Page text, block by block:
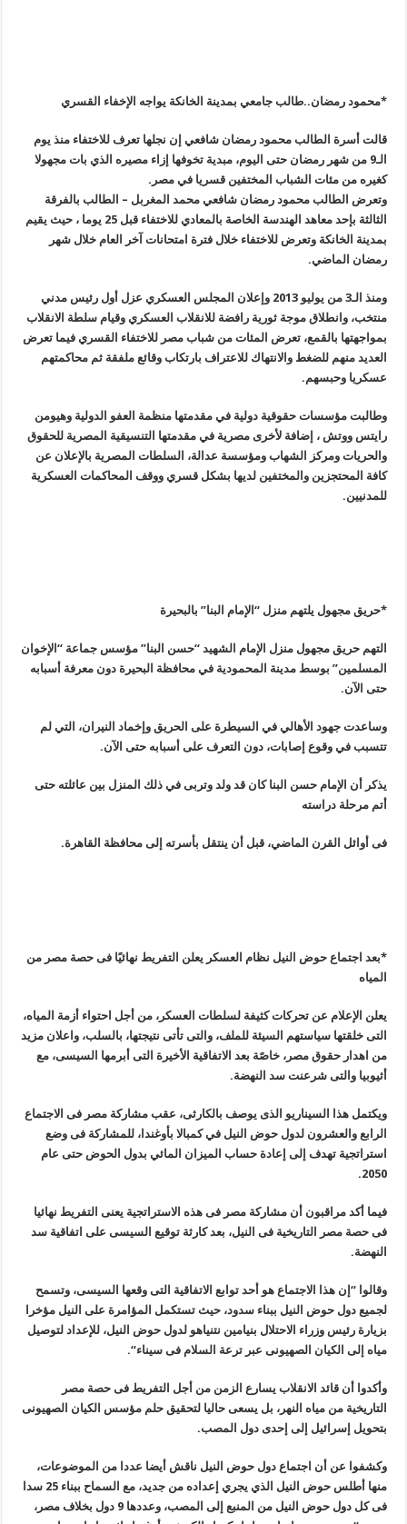
*محمود رمضان..طالب جامعي بمدينة الخانكة يواجه الإخفاء القسري
قالت أسرة الطالب محمود رمضان شافعي إن نجلها تعرف للاختفاء منذ يوم
الـ9 من شهر رمضان حتى اليوم، مبدية تخوفها إزاء مصيره الذي بات مجهولا
كغيره من مئات الشباب المختفين قسريا في مصر .
وتعرض الطالب محمود رمضان شافعي محمد المغربل – الطالب بالفرقة
الثالثة بإحد معاهد الهندسة الخاصة بالمعادي للاختفاء قبل 25 يوما ، حيث يقيم
بمدينة الخانكة وتعرض للاختفاء خلال فترة امتحانات آخر العام خلال شهر
رمضان الماضي.
ومنذ الـ3 من يوليو 2013 وإعلان المجلس العسكري عزل أول رئيس مدني
منتخب، وانطلاق موجة ثورية رافضة للانقلاب العسكري وقيام سلطة الانقلاب
بمواجهتها بالقمع، تعرض المئات من شباب مصر للاختفاء القسري فيما تعرض
العديد منهم للضغط والانتهاك للاعتراف بارتكاب وقائع ملفقة ثم محاكمتهم
عسكريا وحبسهم.
وطالبت مؤسسات حقوقية دولية في مقدمتها منظمة العفو الدولية وهيومن
رايتس ووتش ، إضافة لأخرى مصرية في مقدمتها التنسيقية المصرية للحقوق
والحريات ومركز الشهاب ومؤسسة عدالة، السلطات المصرية بالإعلان عن
كافة المحتجزين والمختفين لديها بشكل قسري ووقف المحاكمات العسكرية
للمدنيين.
*حريق مجهول يلتهم منزل “الإمام البنا” بالبحيرة
التهم حريق مجهول منزل الإمام الشهيد “حسن البنا” مؤسس جماعة “الإخوان
المسلمين” بوسط مدينة المحمودية في محافظة البحيرة دون معرفة أسبابه
حتى الآن.
وساعدت جهود الأهالي في السيطرة على الحريق وإخماد النيران، التي لم
تتسبب في وقوع إصابات، دون التعرف على أسبابه حتى الآن.
يذكر أن الإمام حسن البنا كان قد ولد وتربى في ذلك المنزل بين عائلته حتى
أتم مرحلة دراسته
فى أوائل القرن الماضي، قبل أن ينتقل بأسرته إلى محافظة القاهرة.
*بعد اجتماع حوض النيل نظام العسكر يعلن التفريط نهائيًا فى حصة مصر من
المياه
يعلن الإعلام عن تحركات كثيفة لسلطات العسكر، من أجل احتواء أزمة المياه،
التى خلقتها سياستهم السيئة للملف، والتى تأتى نتيجتها، بالسلب، واعلان مزيد
من اهدار حقوق مصر، خاصًة بعد الاتفاقية الأخيرة التى أبرمها السيسى، مع
أثيوبيا والتى شرعنت سد النهضة.
ويكتمل هذا السيناريو الذى يوصف بالكارثى، عقب مشاركة مصر فى الاجتماع
الرابع والعشرون لدول حوض النيل في كمبالا بأوغندا، للمشاركة فى وضع
استراتجية تهدف إلى إعادة حساب الميزان المائي بدول الحوض حتى عام
2050
.
فيما أكد مراقبون أن مشاركة مصر فى هذه الاستراتجية يعنى التفريط نهائيا
فى حصة مصر التاريخية فى النيل، بعد كارثة توقيع السيسى على اتفاقية سد
النهضة.
وقالوا “إن هذا الاجتماع هو أحد توابع الاتفاقية التى وقعها السيسى، وتسمح
لجميع دول حوض النيل ببناء سدود، حيث تستكمل المؤامرة على النيل مؤخرا
بزيارة رئيس وزراء الاحتلال بنيامين نتنياهو لدول حوض النيل، للإعداد لتوصيل
مياه إلى الكيان الصهيونى عبر ترعة السلام فى سيناء“.
وأكدوا أن قائد الانقلاب يسارع الزمن من أجل التفريط فى حصة مصر
التاريخية من مياه النهر، بل يسعى حاليا لتحقيق حلم مؤسس الكيان الصهيونى
بتحويل إسرائيل إلى إحدى دول المصب.
وكشفوا عن أن اجتماع دول حوض النيل ناقش أيضا عددا من الموضوعات،
منها أطلس حوض النيل الذي يجري إعداده من جديد، مع السماح ببناء 25 سدا
فى كل دول حوض النيل من المنبع إلى المصب، وعددها 9 دول بخلاف مصر،